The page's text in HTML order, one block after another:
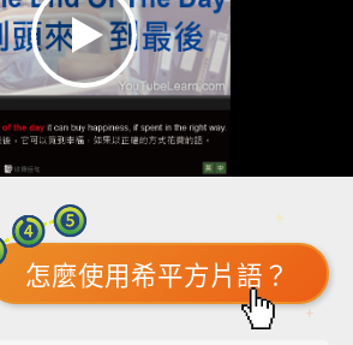
怎麼使用希平方片語？